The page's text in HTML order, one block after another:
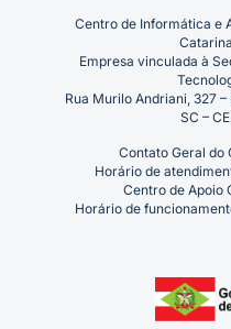
Centro de Informática e
Empresa vinculada à
Rua Murilo Andriani, 327
SC –
Contato Geral do
Horário de
Centro de Apoio
Horário de